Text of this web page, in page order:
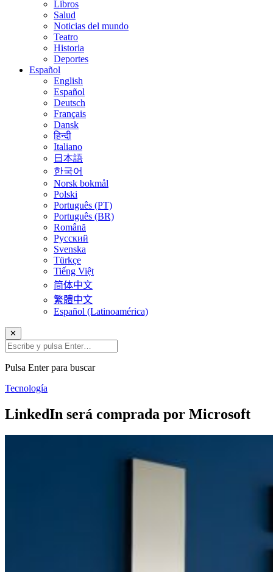
Libros
Salud
Noticias del mundo
Teatro
Historia
Deportes
Español
English
Español
Deutsch
Français
Dansk
हिन्दी
Italiano
日本語
한국어
Norsk bokmål
Polski
Português (PT)
Português (BR)
Română
Русский
Svenska
Türkçe
Tiếng Việt
简体中文
繁體中文
Español (Latinoamérica)
✕
Pulsa Enter para buscar
Tecnología
LinkedIn será comprada por Microsoft